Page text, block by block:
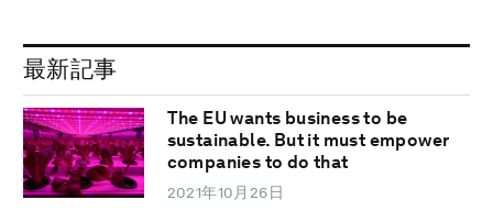
最新記事
The EU wants business to be
sustainable. But it must empower
companies to do that
2021年10月26日